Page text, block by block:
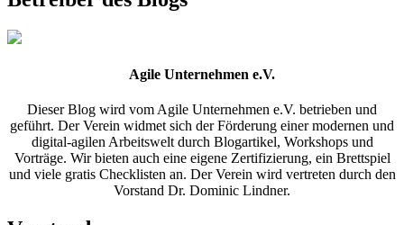
Agile Unternehmen e.V.
Dieser Blog wird vom Agile Unternehmen e.V. betrieben und
geführt. Der Verein widmet sich der Förderung einer modernen und
digital-agilen Arbeitswelt durch Blogartikel, Workshops und
Vorträge. Wir bieten auch eine eigene Zertifizierung, ein Brettspiel
und viele gratis Checklisten an. Der Verein wird vertreten durch den
Vorstand Dr. Dominic Lindner.